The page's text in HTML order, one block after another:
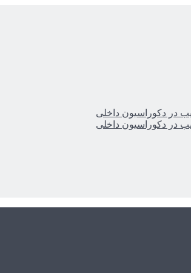
در دکوراسیون داخلی
در دکوراسیون داخلی